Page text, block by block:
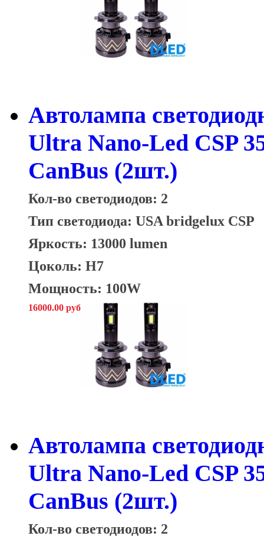
Автолампа
Ultra Nano-Led CSP
CanBus (2шт.)
Кол-во светодиодов: 2
Тип светодиода: USA bridgelux CSP
Яркость: 13000 lumen
Цоколь: H7
Мощность: 100W
16000.00 руб
Автолампа
Ultra Nano-Led CSP
CanBus (2шт.)
Кол-во светодиодов: 2